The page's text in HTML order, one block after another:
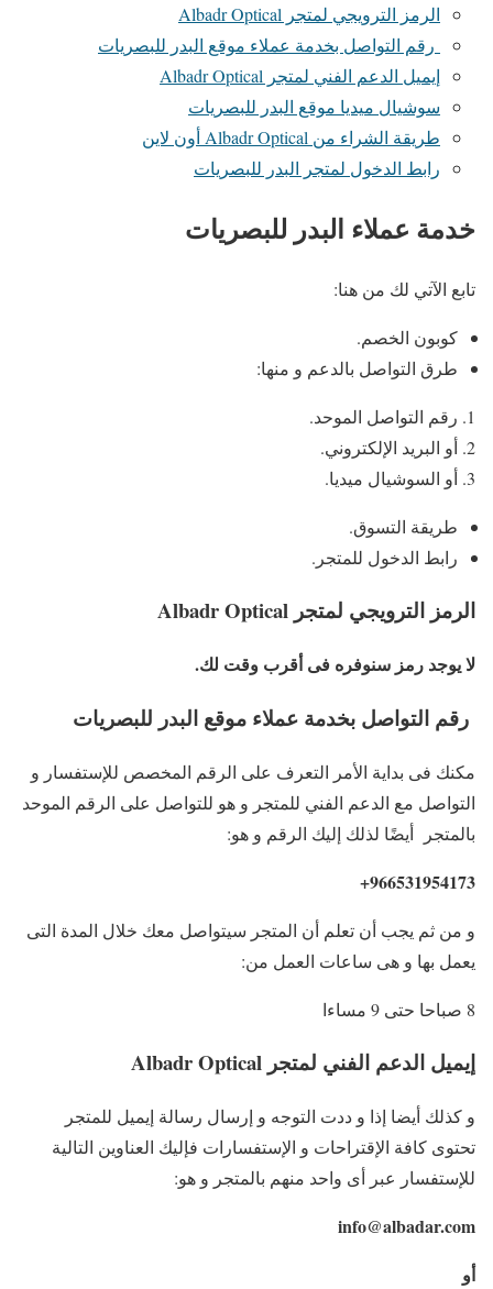
الرمز الترويجي لمتجر Albadr Optical
رقم التواصل بخدمة عملاء موقع البدر للبصريات
إيميل الدعم الفني لمتجر Albadr Optical
سوشيال ميديا موقع البدر للبصريات
طريقة الشراء من Albadr Optical أون لاين
رابط الدخول لمتجر البدر للبصريات
خدمة عملاء البدر للبصريات
تابع الآتي لك من هنا:
كوبون الخصم.
طرق التواصل بالدعم و منها:
رقم التواصل الموحد.
أو البريد الإلكتروني.
أو السوشيال ميديا.
طريقة التسوق.
رابط الدخول للمتجر.
الرمز الترويجي لمتجر Albadr Optical
لا يوجد رمز سنوفره فى أقرب وقت لك.
رقم التواصل بخدمة عملاء موقع البدر للبصريات
مكنك فى بداية الأمر التعرف على الرقم المخصص للإستفسار و
التواصل مع الدعم الفني للمتجر و هو للتواصل على الرقم الموحد
بالمتجر أيضًا لذلك إليك الرقم و هو:
966531954173+
و من ثم يجب أن تعلم أن المتجر سيتواصل معك خلال المدة التى
يعمل بها و هى ساعات العمل من:
8 صباحا حتى 9 مساءا
إيميل الدعم الفني لمتجر Albadr Optical
و كذلك أيضا إذا و ددت التوجه و إرسال رسالة إيميل للمتجر
تحتوى كافة الإقتراحات و الإستفسارات فإليك العناوين التالية
للإستفسار عبر أى واحد منهم بالمتجر و هو:
info@albadar.com
أو